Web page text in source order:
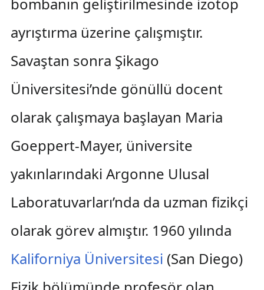
ayrıştırma üzerine çalışmıştır.
Savaştan sonra Şikago
Üniversitesi’nde gönüllü docent
olarak çalışmaya başlayan Maria
Goeppert-Mayer, üniversite
yakınlarındaki Argonne Ulusal
Laboratuvarları’nda da uzman fizikçi
olarak görev almıştır. 1960 yılında
Kaliforniya Üniversitesi (San Diego)